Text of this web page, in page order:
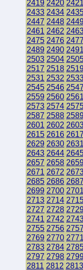
2419 2420 2421
2433 2434
2447 2448
2461 2462
2475 2476 2477
2489 2490 2491
2503 2504
2517 2518
2531 2532
2545 2546 2547
2559 2560 2561
2573 2574
2587 2588
2601 2602
2615 2616 2617
2629 2630 2631
2643 2644
2657 2658
2671 2672
2685 2686 2687
2699 2700 2701
2713 2714
2727 2728
2741 2742
2755 2756 2757
2769 2770 2771
2783 2784
2797 2798
2811 2812 2813